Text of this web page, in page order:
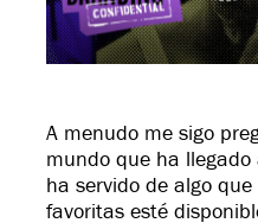
A menudo me sigo
mundo que ha
ha servido de algo
favoritas esté